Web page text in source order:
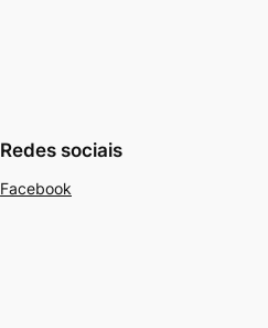
Redes sociais
Facebook